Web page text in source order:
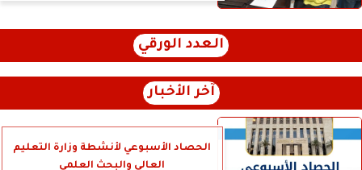
العدد الورقي
آخر الأخبار
الحصاد الأسبوعي لأنشطة وزارة التعليم
العالي والبحث العلمي